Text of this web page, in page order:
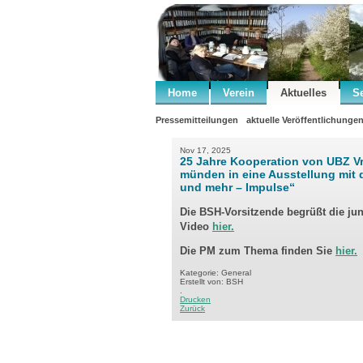
Home Verein Aktuelles
Pressemitteilungen aktuelle Veröffentlichungen
Nov 17, 2025
25 Jahre Kooperation von UBZ
münden in eine Ausstellung mit
und mehr – Impulse“
Die BSH-Vorsitzende begrüßt die
Video hier.
Die PM zum Thema finden Sie hier.
Kategorie: General
Erstellt von: BSH
Drucken
Zurück